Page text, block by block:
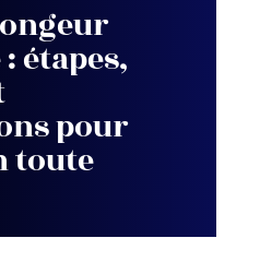
étapes,
pour
toute